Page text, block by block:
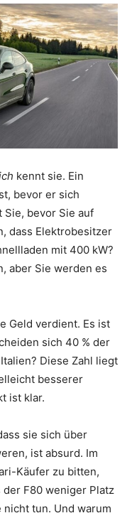
kennt sie. Ein
bevor er sich
bevor Sie auf
dass Elektrobesitzer
mit 400 kW?
aber Sie werden es
Geld verdient. Es ist
sich 40 % der
Diese Zahl liegt
besserer
ist klar.
sie sich über
ist absurd. Im
Käufer zu bitten,
F80 weniger Platz
nicht tun. Und warum